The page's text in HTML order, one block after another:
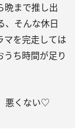
晩まで推し出
、そんな休日
マを完走しては
うち時間が足り
悪くない♡